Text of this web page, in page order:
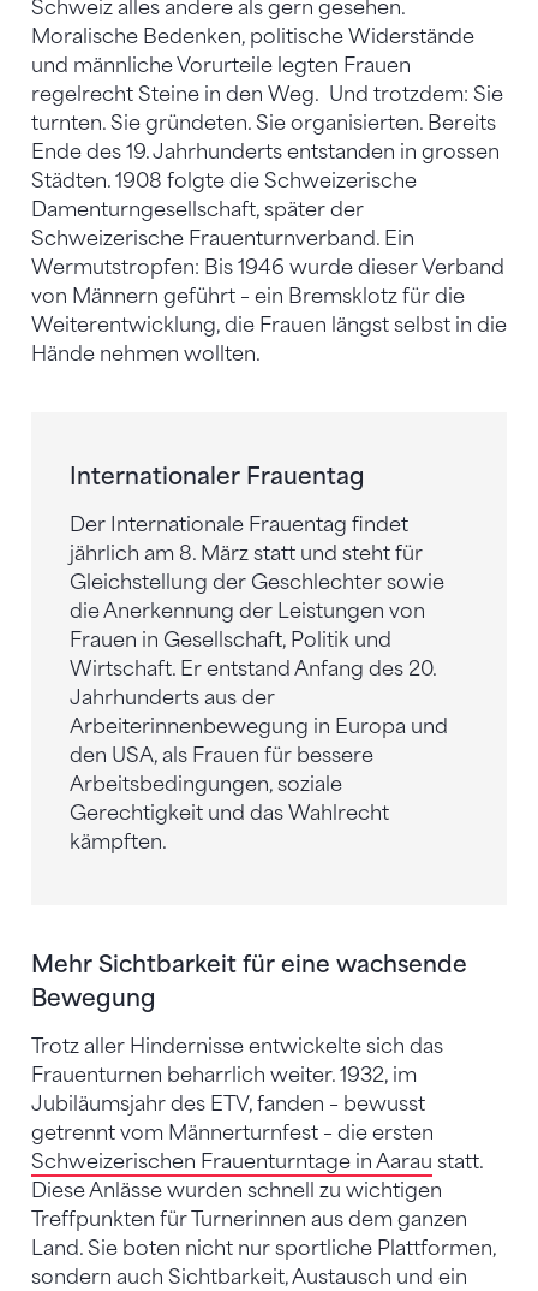
Schweiz alles andere als gern gesehen.
Moralische Bedenken, politische Widerstände
und männliche Vorurteile legten Frauen
regelrecht Steine in den Weg. Und trotzdem: Sie
turnten. Sie gründeten. Sie organisierten. Bereits
Ende des 19. Jahrhunderts entstanden in grossen
Städten. 1908 folgte die Schweizerische
Damenturngesellschaft, später der
Schweizerische Frauenturnverband. Ein
Wermutstropfen: Bis 1946 wurde dieser Verband
von Männern geführt – ein Bremsklotz für die
Weiterentwicklung, die Frauen längst selbst in die
Hände nehmen wollten.
Internationaler Frauentag
Der Internationale Frauentag findet
jährlich am 8. März statt und steht für
Gleichstellung der Geschlechter sowie
die Anerkennung der Leistungen von
Frauen in Gesellschaft, Politik und
Wirtschaft. Er entstand Anfang des 20.
Jahrhunderts aus der
Arbeiterinnenbewegung in Europa und
den USA, als Frauen für bessere
Arbeitsbedingungen, soziale
Gerechtigkeit und das Wahlrecht
kämpften.
Mehr Sichtbarkeit für eine wachsende
Bewegung
Trotz aller Hindernisse entwickelte sich das
Frauenturnen beharrlich weiter. 1932, im
Jubiläumsjahr des ETV, fanden – bewusst
getrennt vom Männerturnfest – die ersten
Schweizerischen Frauenturntage in Aarau statt.
Diese Anlässe wurden schnell zu wichtigen
Treffpunkten für Turnerinnen aus dem ganzen
Land. Sie boten nicht nur sportliche Plattformen,
sondern auch Sichtbarkeit, Austausch und ein